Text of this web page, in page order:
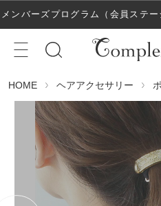
メンバーズプログラム（会員ステ
た！
HOME ヘアアクセサリー